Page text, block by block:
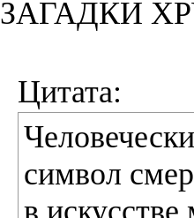
ЗАГАДКИ
Цитата:
символ
в искусстве